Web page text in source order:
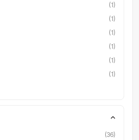
(1)
(1)
(1)
(1)
(1)
(1)
(36)